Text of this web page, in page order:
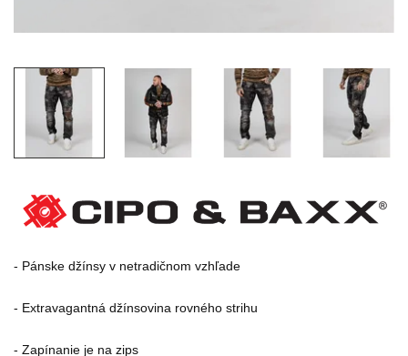
- Pánske džínsy v netradičnom vzhľade